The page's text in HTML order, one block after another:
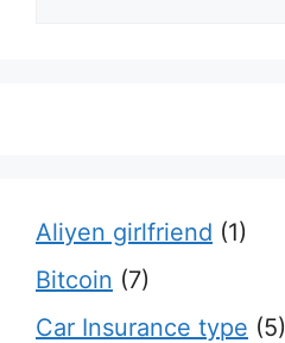
Aliyen girlfriend (1)
Bitcoin (7)
Car Insurance type (5)